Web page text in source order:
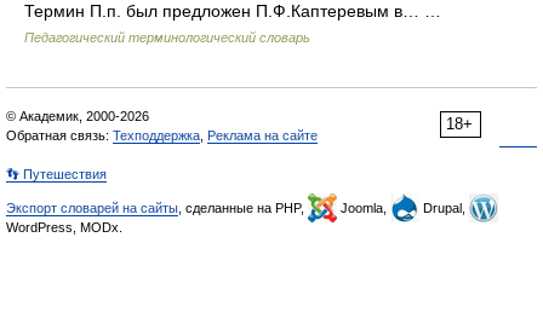
Термин П.п. был предложен П.Ф.Каптеревым в… …
Педагогический терминологический словарь
18+
© Академик, 2000-2026
Обратная связь: Техподдержка Реклама на сайте
👣 Путешествия
Экспорт словарей на сайты , сделанные на PHP, Joomla,
Drupal,
WordPress, MODx.